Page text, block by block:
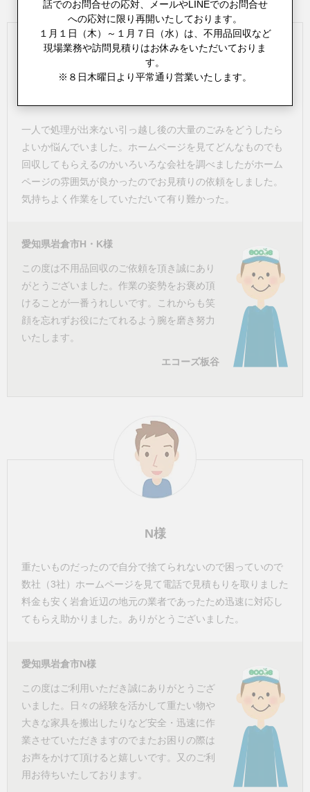
一人で処理が出来ない引っ越し後の大量のごみをどうしたら
よいか悩んでいました。ホームページを見てどんなものでも
回収してもらえるのかいろいろな会社を調べましたがホーム
ページの雰囲気が良かったのでお見積りの依頼をしました。
気持ちよく作業をしていただいて有り難かった。
愛知県岩倉市H・K様
この度は不用品回収のご依頼を頂き誠にあり
がとうございました。作業の姿勢をお褒め頂
けることが一番うれしいです。これからも笑
顔を忘れずお役にたてれるよう腕を磨き努力
いたします。
エコーズ板谷
N様
重たいものだったので自分で捨てられないので困っていので
数社（3社）ホームページを見て電話で見積もりを取りました
料金も安く岩倉近辺の地元の業者であったため迅速に対応し
てもらえ助かりました。ありがとうございました。
愛知県岩倉市N様
この度はご利用いただき誠にありがとうござ
いました。日々の経験を活かして重たい物や
大きな家具を搬出したりなど安全・迅速に作
業させていただきますのでまたお困りの際は
お声をかけて頂けると嬉しいです。又のご利
用お待ちいたしております。
話でのお問合せの応対、メールやLINEでのお問合せ
への応対に限り再開いたしております。
１月１日（木）～１月７日（水）は、不用品回収など
現場業務や訪問見積りはお休みをいただいておりま
す。
※８日木曜日より平常通り営業いたします。